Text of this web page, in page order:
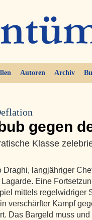
Autoren Archiv
gegen
Klasse
Draghi, langjähriger
Eine
mittels regelwidriger
verschärfter Kampf
Das Bargeld muss